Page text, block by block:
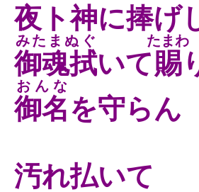
夜ト神に捧げ
御魂拭
みたまぬぐ
いて賜
たまわ
御名
おんな
を守らん
汚れ払いて